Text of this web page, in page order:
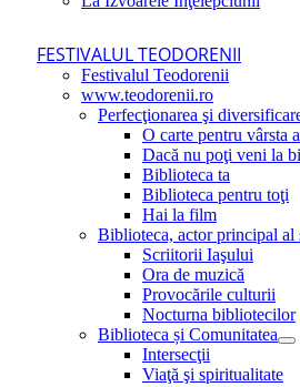
FESTIVALUL TEODORENII
Festivalul Teodorenii
www.teodorenii.ro
Perfecţionarea şi
O carte pentru vârsta
Dacă nu poţi veni la
Biblioteca ta
Biblioteca pentru toţi
Hai la film
Biblioteca, actor principal al
Scriitorii Iaşului
Ora de muzică
Provocările culturii
Nocturna bibliotecilor
Biblioteca și Comunitatea
Intersecţii
Viaţă şi spiritualitate